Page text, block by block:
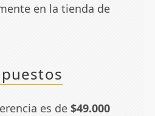
en la tienda de
es de $49.000